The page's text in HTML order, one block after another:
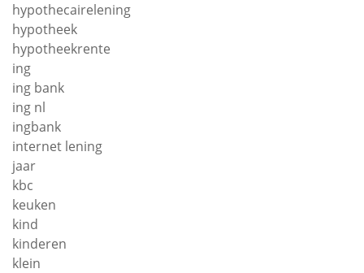
hypothecairelening
hypotheek
hypotheekrente
ing
ing bank
ing nl
ingbank
internet lening
jaar
kbc
keuken
kind
kinderen
klein